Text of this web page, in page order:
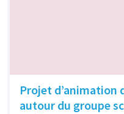
Projet d’animation
autour du groupe